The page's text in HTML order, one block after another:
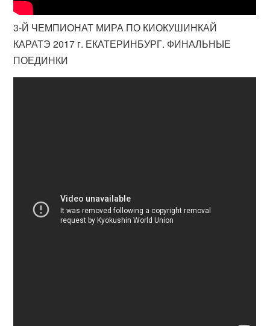
3-Й ЧЕМПИОНАТ МИРА ПО КИОКУШИНКАЙ
КАРАТЭ 2017 г. ЕКАТЕРИНБУРГ. ФИНАЛЬНЫЕ
ПОЕДИНКИ